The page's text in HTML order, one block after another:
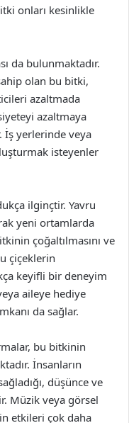
onları kesinlikle
da bulunmaktadır.
olan bu bitki,
azaltmada
azaltmaya
İş yerlerinde veya
isteyenler
ilginçtir. Yavru
yeni ortamlarda
çoğaltılmasını ve
çiçeklerin
keyifli bir deneyim
aileye hediye
da sağlar.
bu bitkinin
İnsanların
düşünce ve
Müzik veya görsel
etkileri çok daha